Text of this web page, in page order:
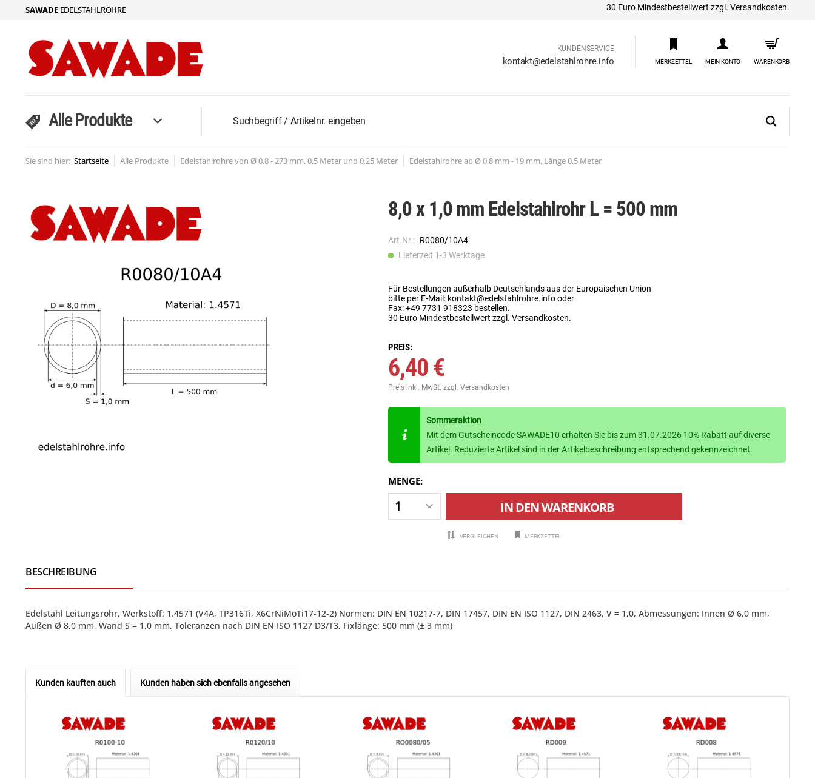
SAWADEEDELSTAHLROHRE 30 Euro Mindestbestellwert zzgl. Versandkosten.
KUNDENSERVICE
kontakt@edelstahlrohre.info MERKZETTEL MEIN KONTO WARENKORB
Alle Produkte
Sie sind hier: Startseite Alle Produkte Edelstahlrohre von Ø 0,8 - 273 mm, 0,5 Meter und 0,25 Meter Edelstahlrohre ab Ø 0,8 mm - 19 mm, Länge 0,5 Meter
8,0 x 1,0 mm Edelstahlrohr L = 500 mm
Art.Nr.: R0080/10A4
Lieferzeit 1-3 Werktage
Für Bestellungen außerhalb Deutschlands aus der Europäischen Union
bitte per E-Mail: kontakt@edelstahlrohre.info oder
Fax: +49 7731 918323 bestellen.
30 Euro Mindestbestellwert zzgl. Versandkosten.
PREIS:
6,40 €
Preis inkl. MwSt.zzgl. Versandkosten
Sommeraktion
Mit dem Gutscheincode SAWADE10 erhalten Sie bis zum 31.07.2026 10% Rabatt auf diverse
Artikel. Reduzierte Artikel sind in der Artikelbeschreibung entsprechend gekennzeichnet.
MENGE:
IN DENWARENKORB
VERGLEICHEN MERKZETTEL
BESCHREIBUNG
Edelstahl Leitungsrohr, Werkstoff: 1.4571 (V4A, TP316Ti, X6CrNiMoTi17-12-2) Normen: DIN EN 10217-7, DIN 17457, DIN EN ISO 1127, DIN 2463, V = 1,0, Abmessungen: Innen Ø 6,0 mm,
Außen Ø 8,0 mm, Wand S = 1,0 mm, Toleranzen nach DIN EN ISO 1127 D3/T3, Fixlänge: 500 mm (± 3 mm)
Kunden kauften auch Kunden haben sich ebenfalls angesehen